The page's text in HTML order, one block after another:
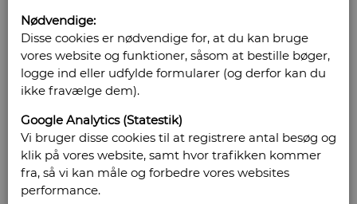
Nødvendige:
Disse cookies er nødvendige for, at du kan bruge
vores website og funktioner, såsom at bestille bøger,
logge ind eller udfylde formularer (og derfor kan du
ikke fravælge dem).
Google Analytics (Statestik)
Vi bruger disse cookies til at registrere antal besøg og
klik på vores website, samt hvor trafikken kommer
fra, så vi kan måle og forbedre vores websites
performance.